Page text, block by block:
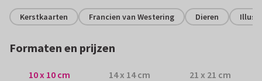
Kerstkaarten Francien van Westering Dieren
Formaten en prijzen
10 x 10 cm 14 x 14 cm 21 x 21 cm